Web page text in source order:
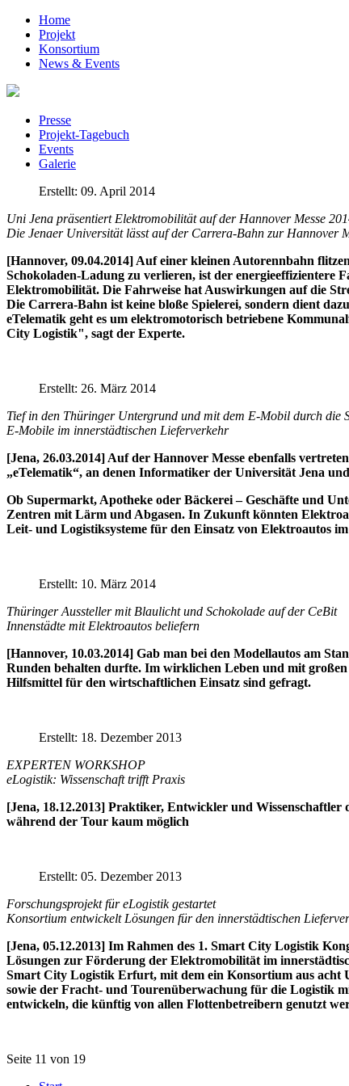
Home
Projekt
Konsortium
News & Events
Presse
Projekt-Tagebuch
Events
Galerie
Erstellt: 09. April 2014
Uni Jena präsentiert Elektromobilität auf der Hannover Messe
Die Jenaer Universität lässt auf der Carrera-Bahn zur Hannover
[Hannover, 09.04.2014] Auf einer kleinen Autorennbahn
Schokoladen-Ladung zu verlieren, ist der energieeffizientere
Elektromobilität. Die Fahrweise hat Auswirkungen auf die
Die Carrera-Bahn ist keine bloße Spielerei, sondern dient
eTelematik geht es um elektromotorisch betriebene
City Logistik", sagt der Experte.
Erstellt: 26. März 2014
Tief in den Thüringer Untergrund und mit dem E-Mobil durch die
E-Mobile im innerstädtischen Lieferverkehr
[Jena, 26.03.2014] Auf der Hannover Messe ebenfalls
„eTelematik“, an denen Informatiker der Universität Jena
Ob Supermarkt, Apotheke oder Bäckerei – Geschäfte und
Zentren mit Lärm und Abgasen. In Zukunft könnten
Leit- und Logistiksysteme für den Einsatz von Elektroautos
Erstellt: 10. März 2014
Thüringer Aussteller mit Blaulicht und Schokolade auf der CeBit
Innenstädte mit Elektroautos beliefern
[Hannover, 10.03.2014] Gab man bei den Modellautos am
Runden behalten durfte. Im wirklichen Leben und mit
Hilfsmittel für den wirtschaftlichen Einsatz sind gefragt.
Erstellt: 18. Dezember 2013
EXPERTEN WORKSHOP
eLogistik: Wissenschaft trifft Praxis
[Jena, 18.12.2013] Praktiker, Entwickler und
während der Tour kaum möglich
Erstellt: 05. Dezember 2013
Forschungsprojekt für eLogistik gestartet
Konsortium entwickelt Lösungen für den innerstädtischen
[Jena, 05.12.2013] Im Rahmen des 1. Smart City Logistik
Lösungen zur Förderung der Elektromobilität im
Smart City Logistik Erfurt, mit dem ein Konsortium aus acht
sowie der Fracht- und Tourenüberwachung für die Logistik
entwickeln, die künftig von allen Flottenbetreibern genutzt
Seite 11 von 19